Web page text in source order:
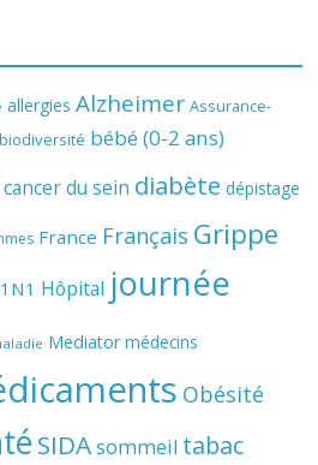
allergies Alzheimer Assurance-
biodiversité bébé (0-2 ans)
cancer du sein diabète dépistage
France Français Grippe
Hôpital journée
Mediator médecins
Obésité
SIDAsommeil tabac